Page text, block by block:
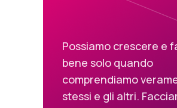
Possiamo crescere e
bene solo quando
comprendiamo
stessi e gli altri.